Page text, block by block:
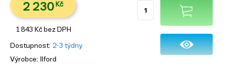
2 230 Kč
1 843 Kč bez DPH
Dostupnost 2-3 týdny
Výrobce
Ilford